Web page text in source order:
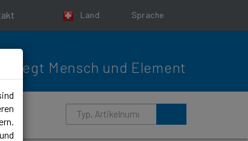
Land Sprache
Bewegt Mensch und Element